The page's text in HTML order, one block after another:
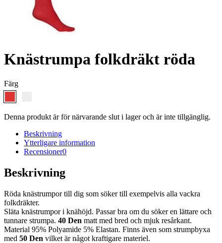
Knästrumpa folkdräkt röda
Färg
Denna produkt är för närvarande slut i lager och är inte tillgänglig.
Beskrivning
Ytterligare information
Recensioner0
Beskrivning
Röda knästrumpor till dig som söker till exempelvis alla vackra
folkdräkter.
Släta knästrumpor i knähöjd. Passar bra om du söker en lättare och
tunnare strumpa. 40 Den matt med bred och mjuk resårkant.
Material 95% Polyamide 5% Elastan. Finns även som strumpbyxa
med 50 Den vilket är något kraftigare materiel.